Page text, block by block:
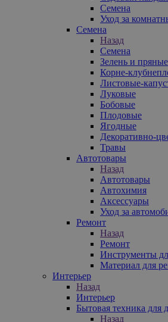
Семена
Уход за
Семена
Назад
Семена
Зелень и
Корне-
Листовые-
Луковые
Бобовые
Плодовые
Ягодные
Декоративно-
Травы
Автотовары
Назад
Автотовары
Автохимия
Аксессуары
Уход за
Ремонт
Назад
Ремонт
Инструменты
Материал для
Интерьер
Назад
Интерьер
Бытовая техника для
Назад